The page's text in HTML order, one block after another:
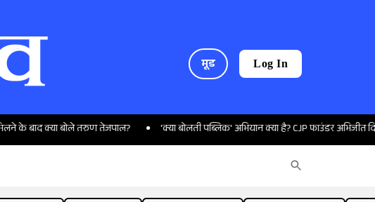
मूड Log In
क्या बोले तरुण तेजपाल? 'क्या बोलती पब्लिक' अभियान क्या है? CJP फाउंडर अभिजीत दिपके ने